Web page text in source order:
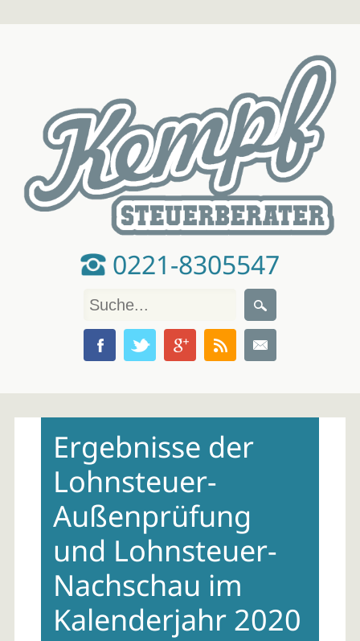
0221-8305547
contentErgebnisse der
Lohnsteuer-
Außenprüfung
und Lohnsteuer-
Nachschau im
Kalenderjahr 2020